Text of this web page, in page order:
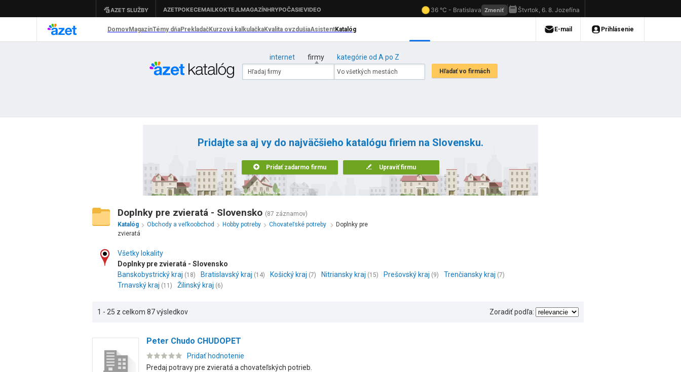
internet firmy kategórie od A po Z
Pridajte sa aj vy do najväčšieho katalógu firiem na Slovensku.
Pridať zadarmo firmu Upraviť firmu
Doplnky pre zvieratá - Slovensko (87 záznamov)
Katalóg
Obchody a veľkoobchod Hobby potreby Chovateľské potreby
Doplnky pre
zvieratá
Všetky lokality
Doplnky pre zvieratá - Slovensko
Banskobystrický kraj (18) Bratislavský kraj (14) Košický kraj (7) Nitriansky kraj (15) Prešovský kraj (9) Trenčiansky kraj (7)
Trnavský kraj (11) Žilinský kraj (6)
1 - 25 z celkom 87 výsledkov Zoradiť podľa:
Peter Chudo CHUDOPET
Pridať hodnotenie
Predaj potravy pre zvieratá a chovateľských potrieb.